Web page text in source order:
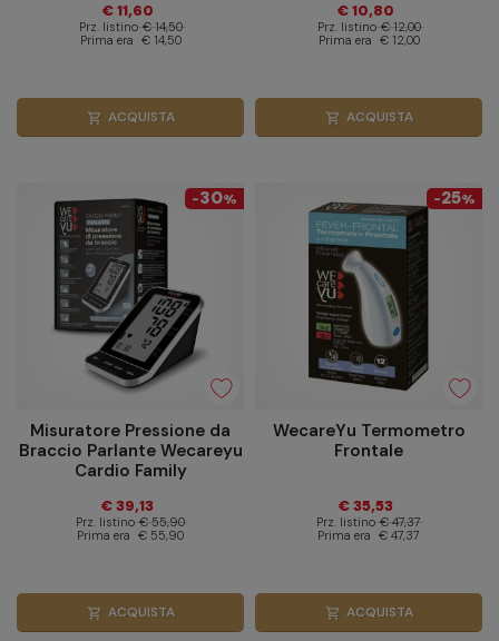
€ 11,60
Prz. listino € 14,50
Prima era € 14,50
shopping_cart ACQUISTA
€ 10,80
Prz. listino € 12,00
Prima era € 12,00
shopping_cart ACQUISTA
-30%
Misuratore Pressione da
Braccio Parlante Wecareyu
Cardio Family
€ 39,13
Prz. listino € 55,90
Prima era € 55,90
shopping_cart ACQUISTA
-25%
WecareYu Termometro
Frontale
€ 35,53
Prz. listino € 47,37
Prima era € 47,37
shopping_cart ACQUISTA